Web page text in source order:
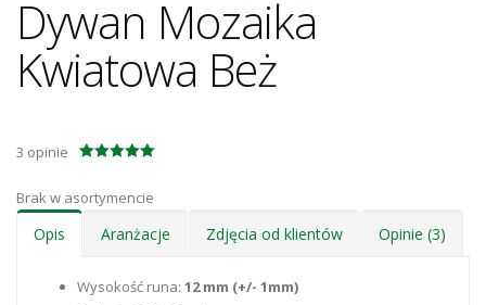
Dywan Mozaika
Kwiatowa Beż
3 opinie
Brak w asortymencie
Opis Aranżacje Zdjęcia od klientów Opinie (3)
Wysokość runa: 12 mm (+/- 1mm)